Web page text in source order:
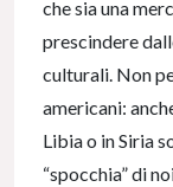
che sia una
prescindere
culturali. Non
americani:
Libia o in Siria
“spocchia” di